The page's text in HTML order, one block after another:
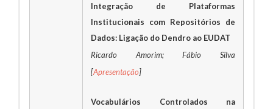
Integração de Plataformas
Institucionais com Repositórios de
Dados: Ligação do Dendro ao EUDAT
Ricardo Amorim; Fábio Silva
[Apresentação]
Vocabulários Controlados na